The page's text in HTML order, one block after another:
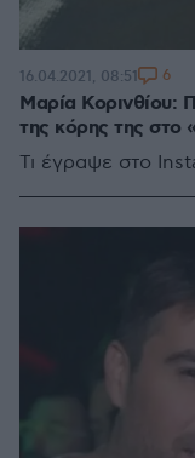
Mαρία Κορινθίου:
της κόρης της στο
Τι έγραψε στο
16.04.2021, 08:51 6